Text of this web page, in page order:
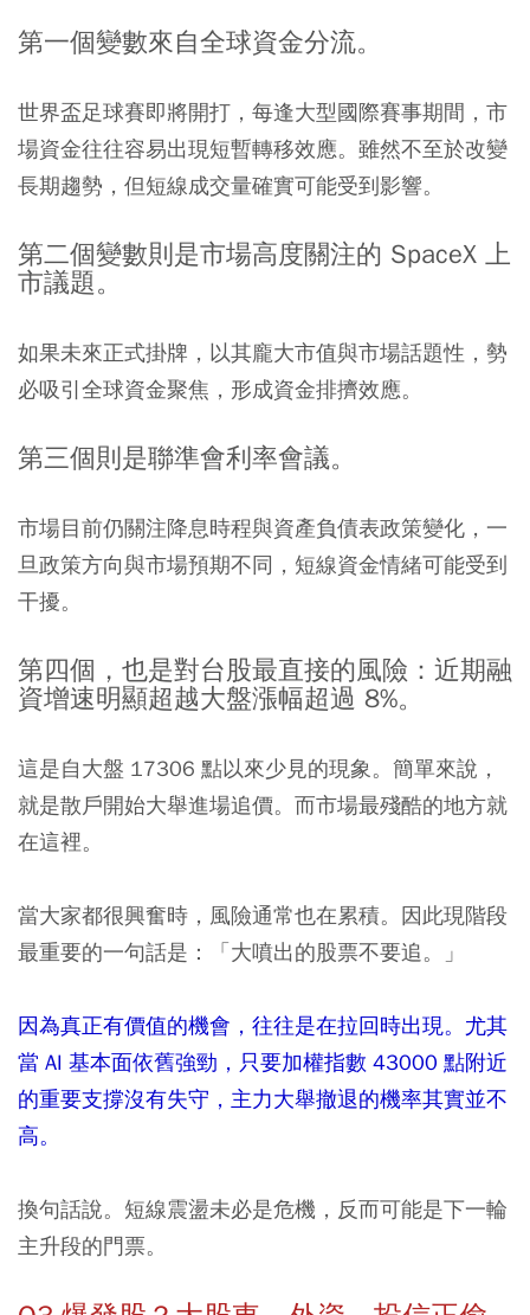
第一個變數來自全球資金分流。
世界盃足球賽即將開打，每逢大型國際賽事期間，市
場資金往往容易出現短暫轉移效應。雖然不至於改變
長期趨勢，但短線成交量確實可能受到影響。
第二個變數則是市場高度關注的 SpaceX 上
市議題。
如果未來正式掛牌，以其龐大市值與市場話題性，勢
必吸引全球資金聚焦，形成資金排擠效應。
第三個則是聯準會利率會議。
市場目前仍關注降息時程與資產負債表政策變化，一
旦政策方向與市場預期不同，短線資金情緒可能受到
干擾。
第四個，也是對台股最直接的風險：近期融
資增速明顯超越大盤漲幅超過 8%。
這是自大盤 17306 點以來少見的現象。簡單來說，
就是散戶開始大舉進場追價。而市場最殘酷的地方就
在這裡。
當大家都很興奮時，風險通常也在累積。因此現階段
最重要的一句話是：「大噴出的股票不要追。」
因為真正有價值的機會，往往是在拉回時出現。尤其
當 AI 基本面依舊強勁，只要加權指數 43000 點附近
的重要支撐沒有失守，主力大舉撤退的機率其實並不
高。
換句話說。短線震盪未必是危機，反而可能是下一輪
主升段的門票。